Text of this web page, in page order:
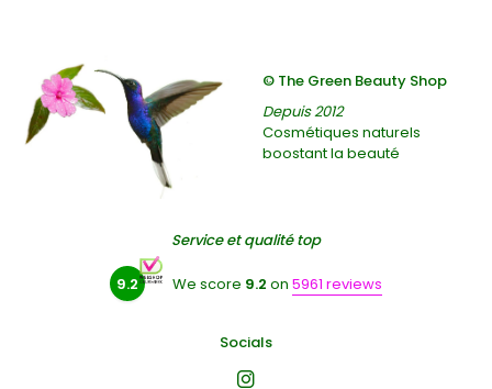
© The Green Beauty Shop
Depuis 2012
Cosmétiques naturels
boostant la beauté
Service et qualité top
9.2 We score 9.2 on 5961 reviews
Socials